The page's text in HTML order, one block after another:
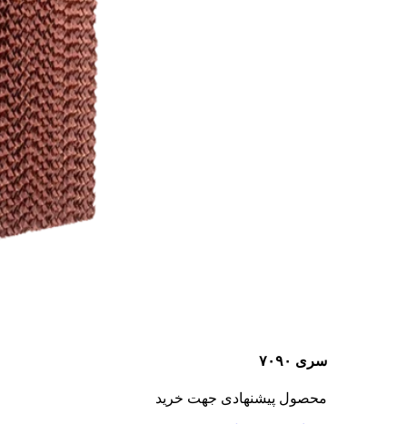
سری ۷۰۹۰
محصول پیشنهادی جهت خرید